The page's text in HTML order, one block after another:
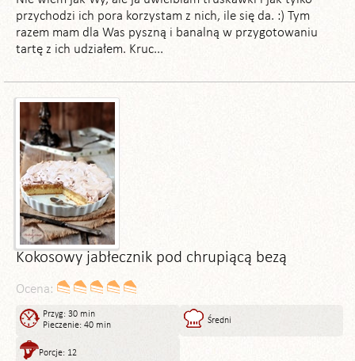
przychodzi ich pora korzystam z nich, ile się da. :) Tym
razem mam dla Was pyszną i banalną w przygotowaniu
tartę z ich udziałem. Kruc...
Kokosowy jabłecznik pod chrupiącą bezą
Ocena:
Przyg: 30 min
Pieczenie: 40 min
Średni
Porcje: 12